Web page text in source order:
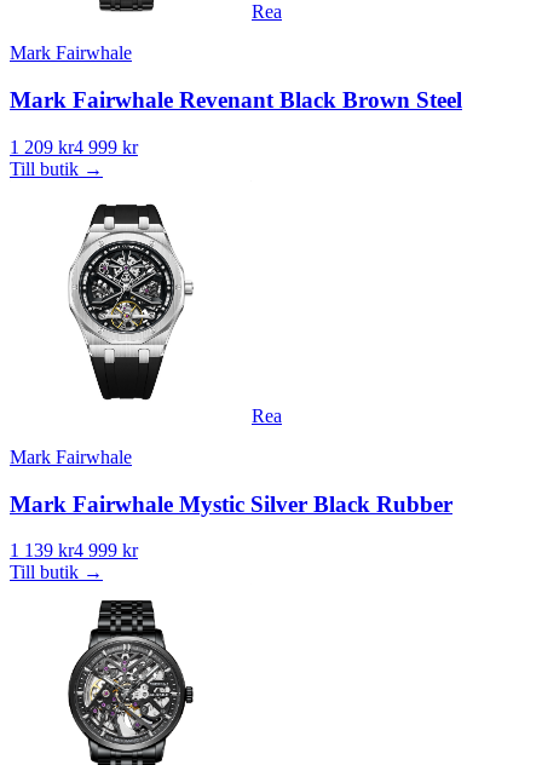
Rea
Mark Fairwhale
Mark Fairwhale Revenant Black Brown Steel
1 209 kr4 999 kr
Till butik →
Rea
Mark Fairwhale
Mark Fairwhale Mystic Silver Black Rubber
1 139 kr4 999 kr
Till butik →